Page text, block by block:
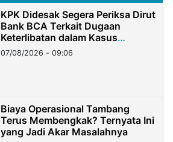
KPK Didesak Segera Periksa Dirut
Bank BCA Terkait Dugaan
Keterlibatan dalam Kasus
Hilangnya Dana Nasabah Rp2,58
Miliar
07/08/2026 - 09:06
Biaya Operasional Tambang
Terus Membengkak? Ternyata Ini
yang Jadi Akar Masalahnya